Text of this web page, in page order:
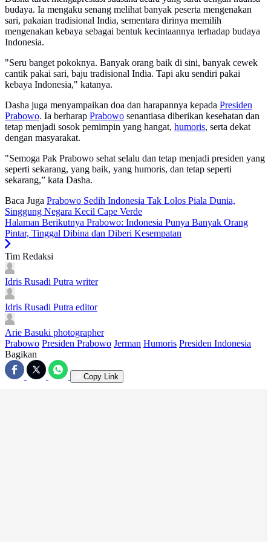
budaya. Ia mengaku senang melihat banyak peserta mengenakan
sari, pakaian tradisional India, sementara dirinya memilih
mengenakan kebaya sebagai bentuk kecintaannya terhadap budaya
Indonesia.
"Seru banget pokoknya. Banyak orang baik di sini, banyak cewek
cantik pakai sari, baju tradisional India. Tapi aku sendiri pakai
kebaya Indonesia," katanya.
Dasha juga menyampaikan doa dan harapannya kepada Presiden
Prabowo. Ia berharap Prabowo senantiasa diberikan kesehatan dan
tetap menjadi sosok pemimpin yang hangat, humoris, serta dekat
dengan masyarakat.
"Semoga Pak Prabowo sehat selalu dan tetap menjadi presiden yang
seperti sekarang, yang baik, yang humoris, dan tetap seperti
sekarang,” kata Dasha.
Baca Juga Prabowo Sedih Indonesia Tak Lolos Piala Dunia,
Singgung Negara Kecil Cape Verde
Halaman Berikutnya Prabowo: Indonesia Punya Banyak Orang
Pintar, Tinggal Dibina dan Diberi Kesempatan
Tim Redaksi
Idris Rusadi Putra writer
Idris Rusadi Putra editor
Arie Basuki photographer
Prabowo Presiden Prabowo Jerman Humoris Presiden Indonesia
Bagikan
Copy Link